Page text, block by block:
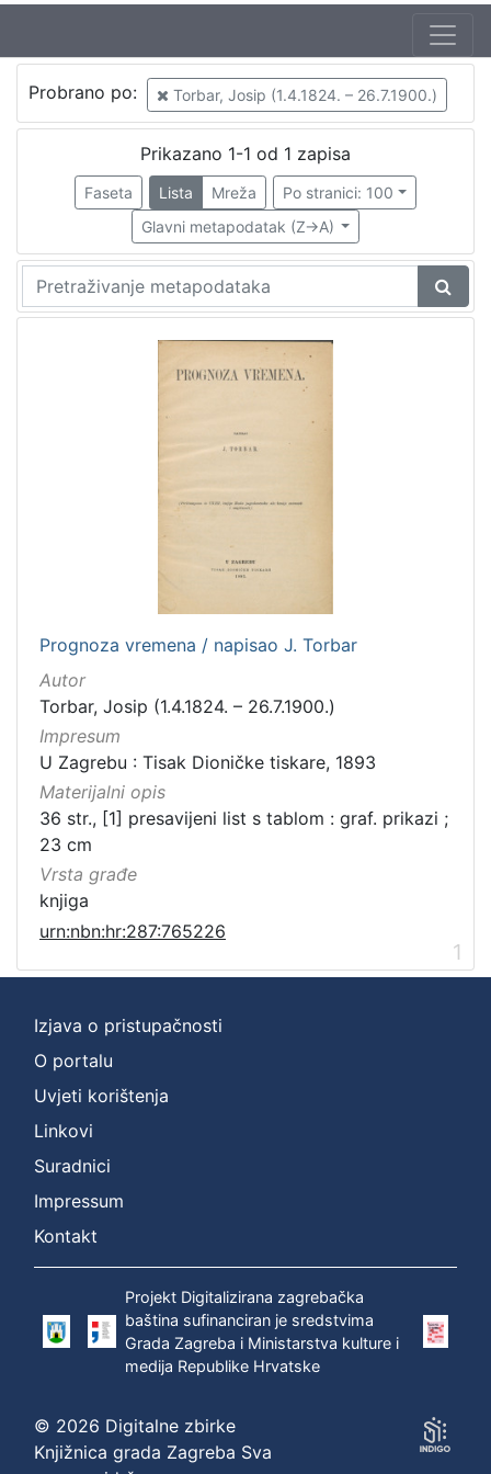
Probrano po: Torbar, Josip (1.4.1824. – 26.7.1900.)
Prikazano 1-1 od 1 zapisa
Faseta Lista Mreža
Po stranici: 100
Glavni metapodatak (Z->A)
Prognoza vremena / napisao J. Torbar
Autor
Torbar, Josip (1.4.1824. – 26.7.1900.)
Impresum
U Zagrebu : Tisak Dioničke tiskare, 1893
Materijalni opis
36 str., [1] presavijeni list s tablom : graf. prikazi ;
23 cm
Vrsta građe
knjiga
urn:nbn:hr:287:765226
1
Izjava o pristupačnosti
O portalu
Uvjeti korištenja
Linkovi
Suradnici
Impressum
Kontakt
Projekt Digitalizirana zagrebačka
baština sufinanciran je sredstvima
Grada Zagreba i Ministarstva kulture i
medija Republike Hrvatske
© 2026 Digitalne zbirke
Knjižnica grada Zagreba Sva